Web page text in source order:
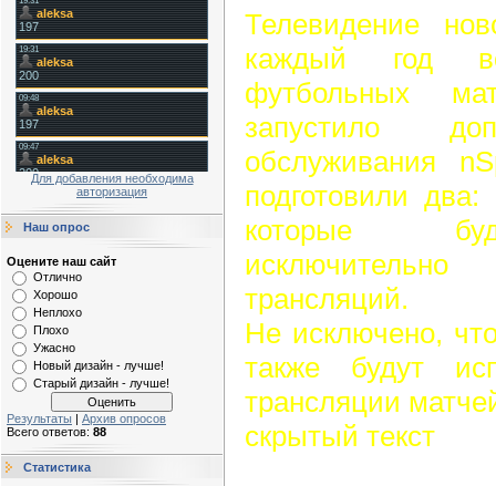
Для добавления необходима
авторизация
Наш опрос
Оцените наш сайт
Отлично
Хорошо
Неплохо
Плохо
Ужасно
Новый дизайн - лучше!
Старый дизайн - лучше!
Результаты | Архив опросов
Всего ответов: 88
Статистика
Телевидение
каждый год
футбольных
запустило
обслуживания
подготовили
которые
трансляций.
Не исключено,
также будут
трансляции
скрытый текст